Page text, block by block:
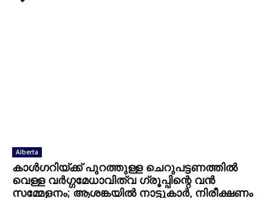
Alberta
കാൾഗറിയ്ക്ക് പുറത്തുള്ള ചെറുപട്ടണത്തിൽ
വെള്ള വർഗ്ഗമേധാവിത്വ ഗ്രൂപ്പിന്റെ വൻ
സമ്മേളനം; ആശങ്കയിൽ നാട്ടുകാർ, നിരീക്ഷണം